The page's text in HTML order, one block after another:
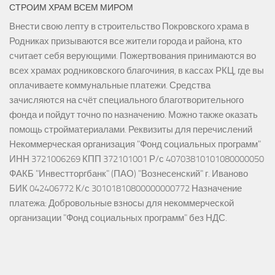
СТРОИМ ХРАМ ВСЕМ МИРОМ
Внести свою лепту в строительство Покровского храма в
Родниках призываются все жители города и района, кто
считает себя верующими. Пожертвования принимаются во
всех храмах родниковского благочиния, в кассах РКЦ, где вы
оплачиваете коммунальные платежи. Средства
зачисляются на счёт специального благотворительного
фонда и пойдут точно по назначению. Можно также оказать
помощь стройматериалами. Реквизиты для перечислений
Некоммерческая организация "Фонд социальных программ"
ИНН 3721006269 КПП 372101001 Р/с 40703810101080000050
ФАКБ "Инвестторгбанк" (ПАО) "Вознесенский" г. Иваново
БИК 042406772 К/с 30101810800000000772 Назначение
платежа: Добровольные взносы для некоммерческой
организации "Фонд социальных программ" без НДС.